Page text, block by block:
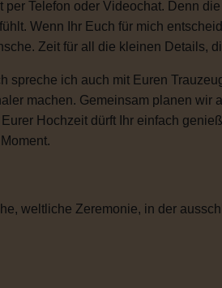
Telefon oder Videochat. Denn
Wenn Ihr Euch für mich
Zeit für all die kleinen Details,
ich auch mit Euren
machen. Gemeinsam planen wir
Hochzeit dürft Ihr einfach
weltliche Zeremonie, in der